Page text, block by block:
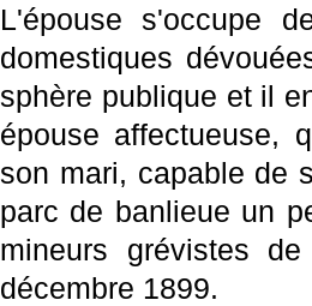
L'épouse s'occupe
domestiques
sphère publique et il
épouse affectueuse,
son mari, capable de
parc de banlieue un
mineurs grévistes
décembre 1899.